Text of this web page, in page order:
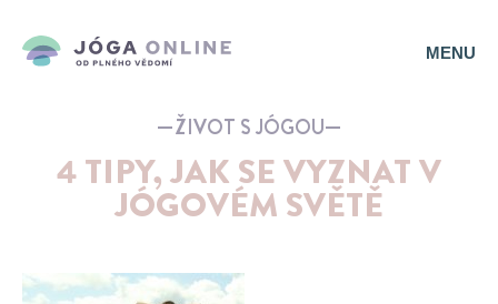
MENU
ŽIVOT S JÓGOU
4 TIPY, JAK SE VYZNAT V
JÓGOVÉM SVĚTĚ